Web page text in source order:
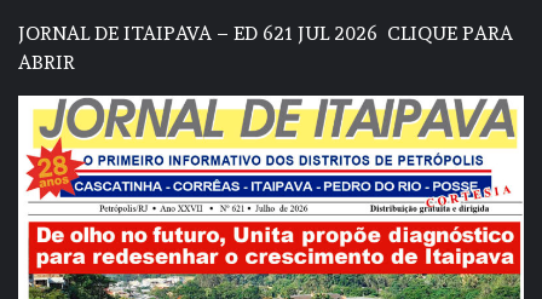
JORNAL DE ITAIPAVA – ED 621 JUL 2026 CLIQUE PARA
ABRIR